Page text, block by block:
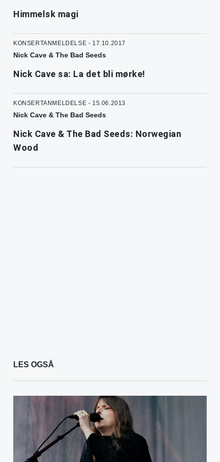
Himmelsk magi
KONSERTANMELDELSE - 17.10.2017
Nick Cave & The Bad Seeds
Nick Cave sa: La det bli mørke!
KONSERTANMELDELSE - 15.06.2013
Nick Cave & The Bad Seeds
Nick Cave & The Bad Seeds: Norwegian
Wood
LES OGSÅ